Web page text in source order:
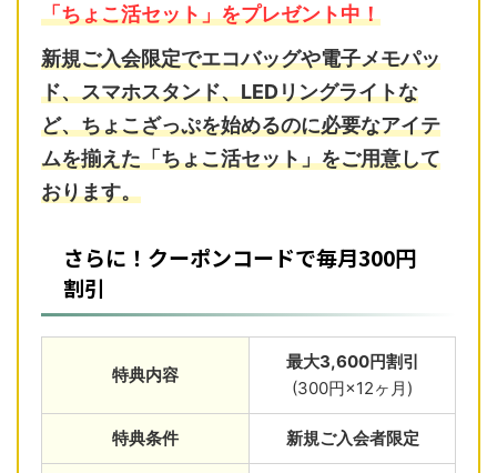
「ちょこ活セット」をプレゼント中！
新規ご入会限定でエコバッグや電子メモパッ
ド、スマホスタンド、LEDリングライトな
ど、ちょこざっぷを始めるのに必要なアイテ
ムを揃えた「ちょこ活セット」をご用意して
おります。
さらに！クーポンコードで毎月300円
割引
特典内容
最大3,600円割引
(300円×12ヶ月)
特典条件 新規ご入会者限定